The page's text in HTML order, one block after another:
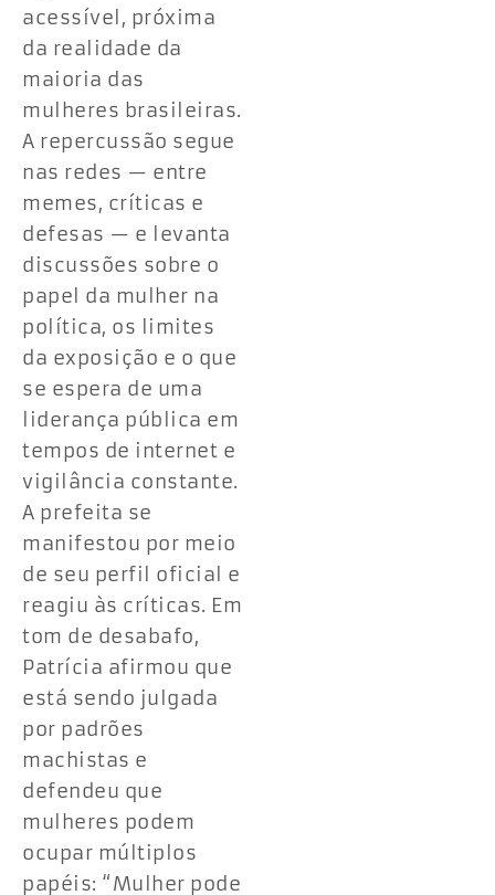
acessível, próxima
da realidade da
maioria das
mulheres brasileiras.
A repercussão segue
nas redes — entre
memes, críticas e
defesas — e levanta
discussões sobre o
papel da mulher na
política, os limites
da exposição e o que
se espera de uma
liderança pública em
tempos de internet e
vigilância constante.
A prefeita se
manifestou por meio
de seu perfil oficial e
reagiu às críticas. Em
tom de desabafo,
Patrícia afirmou que
está sendo julgada
por padrões
machistas e
defendeu que
mulheres podem
ocupar múltiplos
papéis: “Mulher pode